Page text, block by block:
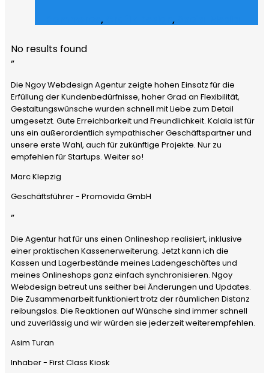
, ,
No results found
”
Die Ngoy Webdesign Agentur zeigte hohen Einsatz für die
Erfüllung der Kundenbedürfnisse, hoher Grad an Flexibilität,
Gestaltungswünsche wurden schnell mit Liebe zum Detail
umgesetzt. Gute Erreichbarkeit und Freundlichkeit. Kalala ist für
uns ein außerordentlich sympathischer Geschäftspartner und
unsere erste Wahl, auch für zukünftige Projekte. Nur zu
empfehlen für Startups. Weiter so!
Marc Klepzig
Geschäftsführer - Promovida GmbH
”
Die Agentur hat für uns einen Onlineshop realisiert, inklusive
einer praktischen Kassenerweiterung. Jetzt kann ich die
Kassen und Lagerbestände meines Ladengeschäftes und
meines Onlineshops ganz einfach synchronisieren. Ngoy
Webdesign betreut uns seither bei Änderungen und Updates.
Die Zusammenarbeit funktioniert trotz der räumlichen Distanz
reibungslos. Die Reaktionen auf Wünsche sind immer schnell
und zuverlässig und wir würden sie jederzeit weiterempfehlen.
Asim Turan
Inhaber - First Class Kiosk